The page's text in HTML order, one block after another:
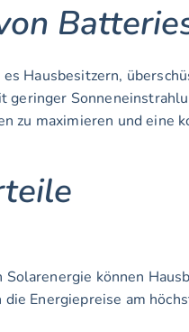
Hausbesitzern,
geringer
zu maximieren und eine
Energiepreise am